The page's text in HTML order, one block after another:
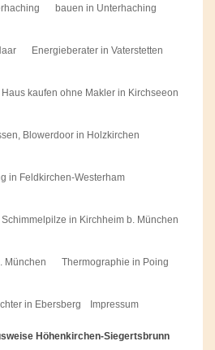
bauen in Unterhaching
Energieberater in Vaterstetten
Haus kaufen ohne Makler in Kirchseeon
Blowerdoor in Holzkirchen
in Feldkirchen-Westerham
Schimmelpilze in Kirchheim b. München
München Thermographie in Poing
in Ebersberg Impressum
Höhenkirchen-Siegertsbrunn